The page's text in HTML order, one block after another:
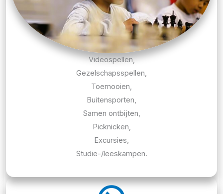
Videospellen,
Gezelschapsspellen,
Toernooien,
Buitensporten,
Samen ontbijten,
Picknicken,
Excursies,
Studie-/leeskampen.